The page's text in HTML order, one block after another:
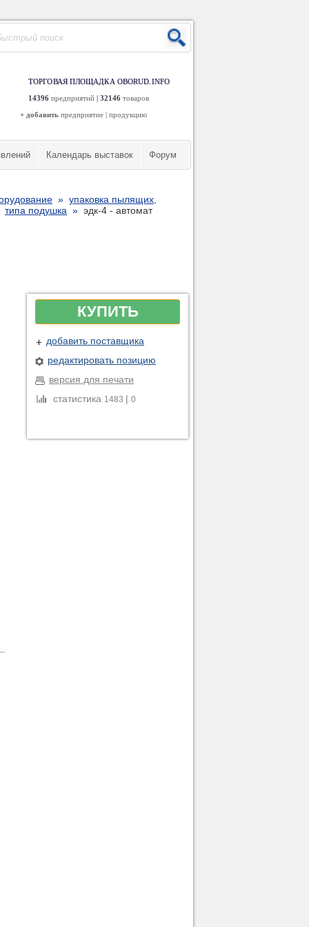
ТОРГОВАЯ ПЛОЩАДКА OBORUD.INFO
14396 предприятий | 32146 товаров
+ добавить предприятие | продукцию
Календарь выставок Форум
» упаковка пылящих,
типа подушка » эдк-4 - автомат
КУПИТЬ
добавить поставщика
редактировать позицию
версия для печати
статистика 1483 | 0